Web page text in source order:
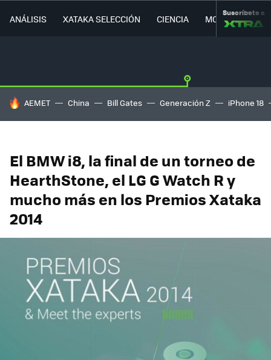
ANÁLISIS XATAKA SELECCIÓN CIENCIA MOVILIDAD
Suscríbete a
HOY SE HABLA DE
AEMET China Bill Gates Generación Z iPhone 18
El BMW i8, la final de un torneo de
HearthStone, el LG G Watch R y
mucho más en los Premios Xataka
2014